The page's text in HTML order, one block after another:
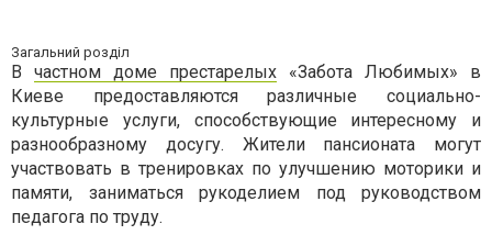
Загальний розділ
В частном доме престарелых «Забота Любимых» в
Киеве предоставляются различные социально-
культурные услуги, способствующие интересному и
разнообразному досугу. Жители пансионата могут
участвовать в тренировках по улучшению моторики и
памяти, заниматься рукоделием под руководством
педагога по труду.